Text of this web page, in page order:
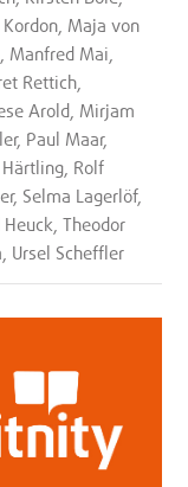
Kordon, Maja von
Manfred Mai,
Rettich,
Arold, Mirjam
Paul Maar,
Rolf
Selma Lagerlöf,
Heuck, Theodor
Ursel Scheffler